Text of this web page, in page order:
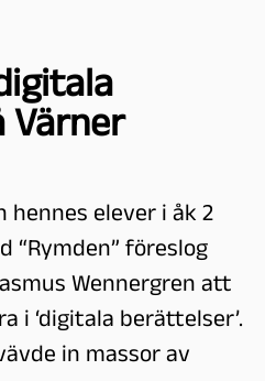
Värner
hennes elever i åk 2
“Rymden” föreslog
Wennergren att
i ‘digitala berättelser’.
in massor av